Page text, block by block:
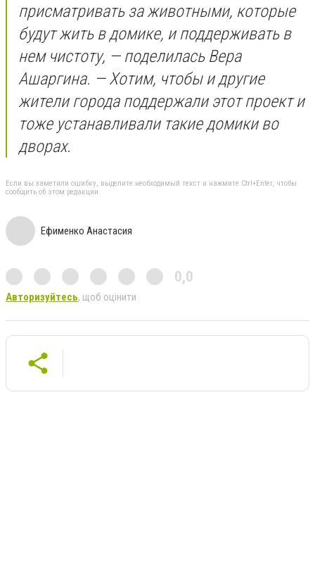
присматривать за животными, которые
будут жить в домике, и поддерживать в
нем чистоту, — поделилась Вера
Ашаргина. — Хотим, чтобы и другие
жители города поддержали этот проект и
тоже устанавливали такие домики во
дворах.
Если вы заметили ошибку, выделите необходимый текст и нажмите Ctrl+Enter, чтобы
сообщить об этом редакции
Ефименко Анастасия
0,0
Авторизуйтесь, щоб оцінити